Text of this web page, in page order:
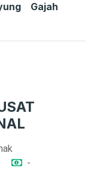
Gajah
-